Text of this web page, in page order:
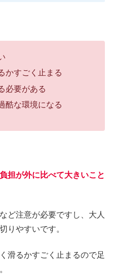
かすごく止まる
必要がある
酷な環境になる
担が外に比べて大きいこと
ど注意が必要ですし、大人
りやすいです。
滑るかすごく止まるので足